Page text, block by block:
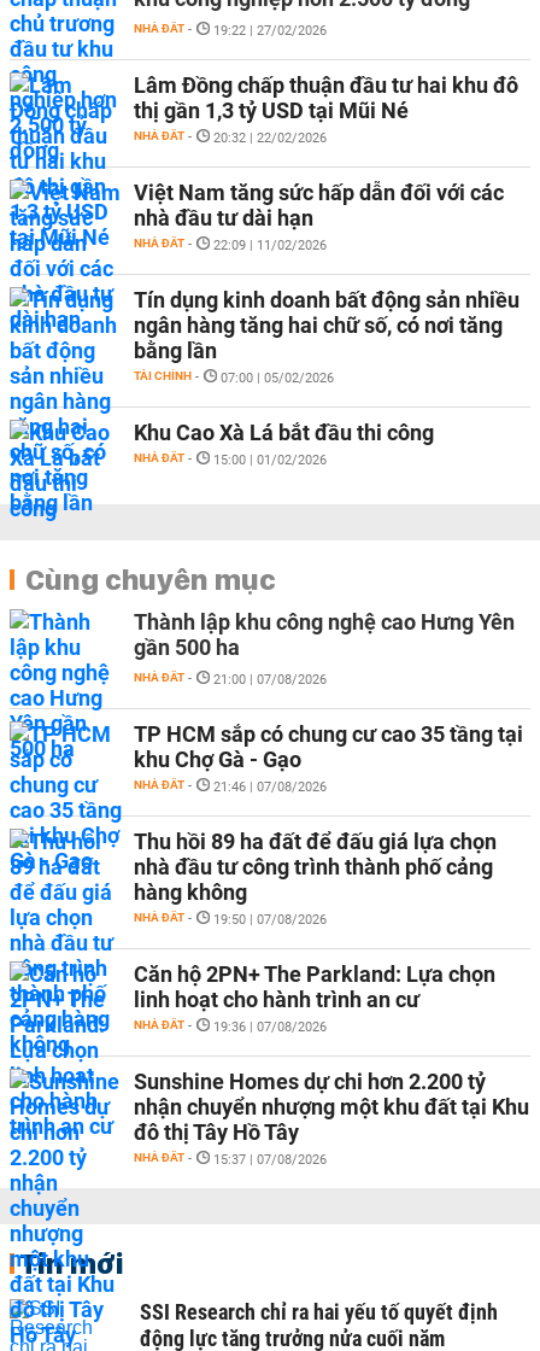
NHÀ ĐẤT - 19:22 | 27/02/2026
Lâm Đồng chấp thuận đầu tư hai khu đô
thị gần 1,3 tỷ USD tại Mũi Né
NHÀ ĐẤT - 20:32 | 22/02/2026
Việt Nam tăng sức hấp dẫn đối với các
nhà đầu tư dài hạn
NHÀ ĐẤT - 22:09 | 11/02/2026
Tín dụng kinh doanh bất động sản nhiều
ngân hàng tăng hai chữ số, có nơi tăng
bằng lần
TÀI CHÍNH - 07:00 | 05/02/2026
Khu Cao Xà Lá bắt đầu thi công
NHÀ ĐẤT - 15:00 | 01/02/2026
Cùng chuyên mục
Thành lập khu công nghệ cao Hưng Yên
gần 500 ha
NHÀ ĐẤT - 21:00 | 07/08/2026
TP HCM sắp có chung cư cao 35 tầng tại
khu Chợ Gà - Gạo
NHÀ ĐẤT - 21:46 | 07/08/2026
Thu hồi 89 ha đất để đấu giá lựa chọn
nhà đầu tư công trình thành phố cảng
hàng không
NHÀ ĐẤT - 19:50 | 07/08/2026
Căn hộ 2PN+ The Parkland: Lựa chọn
linh hoạt cho hành trình an cư
NHÀ ĐẤT - 19:36 | 07/08/2026
Sunshine Homes dự chi hơn 2.200 tỷ
nhận chuyển nhượng một khu đất tại Khu
đô thị Tây Hồ Tây
NHÀ ĐẤT - 15:37 | 07/08/2026
Tin mới
SSI Research chỉ ra hai yếu tố quyết định
động lực tăng trưởng nửa cuối năm